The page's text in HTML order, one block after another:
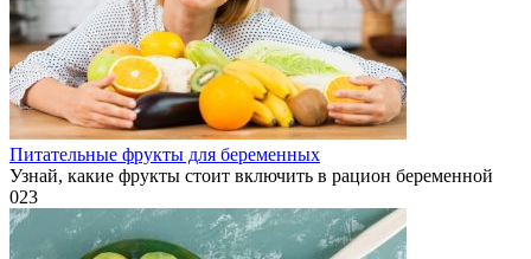
Питательные фрукты для беременных
Узнай, какие фрукты стоит включить в рацион беременной
023